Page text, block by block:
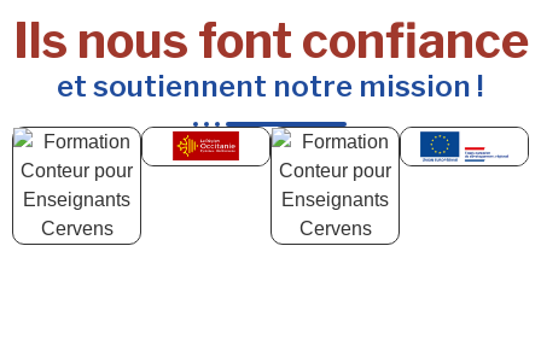
Ils nous font confiance
et soutiennent notre mission !